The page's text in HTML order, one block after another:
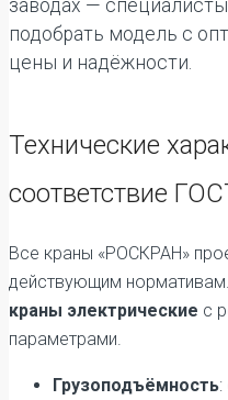
заводах —
подобрать модель с
цены и надёжности.
Технические
соответствие
Все краны «РОСКРАН»
действующим
краны электрические с
параметрами.
Грузоподъёмность